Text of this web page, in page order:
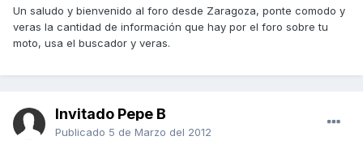
Un saludo y bienvenido al foro desde Zaragoza, ponte comodo y
veras la cantidad de información que hay por el foro sobre tu
moto, usa el buscador y veras.
Invitado Pepe B
Publicado 5 de Marzo del 2012